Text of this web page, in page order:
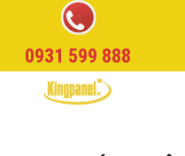
0931 599 888